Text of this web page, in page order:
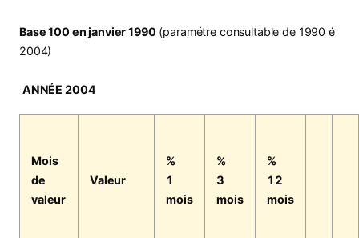
Base 100 en janvier 1990 (paramétre consultable de 1990 é
2004)
ANNÉE 2004
Mois
de
valeur
Valeur
%
1
mois
%
3
mois
%
12
mois